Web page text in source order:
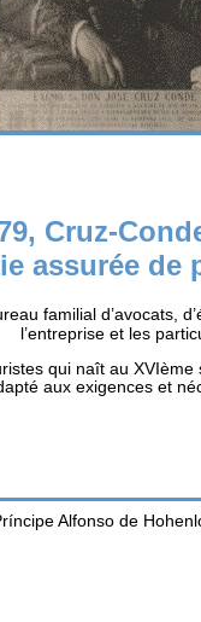
Cruz-
assurée de
familial d’avocats,
l’entreprise et les
qui naît au
aux exigences et
Alfonso de